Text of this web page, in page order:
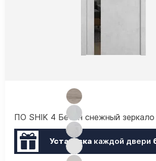
ПО SHIK 4 Бетон снежный зеркало
Установкакаждой двери